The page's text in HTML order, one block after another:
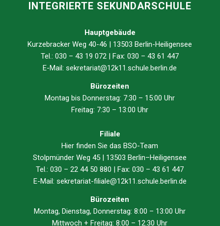
INTEGRIERTE SEKUNDARSCHULE
Hauptgebäude
Kurzebracker Weg 40-46 | 13503 Berlin-Heiligensee
Tel.: 030 – 43 19 072 | Fax: 030 – 43 61 447
E-Mail:sekretariat@12k11.schule.berlin.de
Bürozeiten
Montag bis Donnerstag: 7:30 – 15:00 Uhr
Freitag: 7:30 – 13:00 Uhr
Filiale
Hier finden Sie dasBSO-Team
Stolpmünder Weg 45 | 13503 Berlin–Heiligensee
Tel.: 030 – 22 44 50 880 | Fax: 030 – 43 61 447
E-Mail: sekretariat-filiale@12k11.schule.berlin.de
Bürozeiten
Montag, Dienstag, Donnerstag: 8:00 – 13:00 Uhr
Mittwoch + Freitag: 8:00 – 12:30 Uhr